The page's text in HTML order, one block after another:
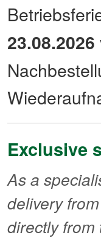
23.08.2026
Exclusive
As a
delivery
directly